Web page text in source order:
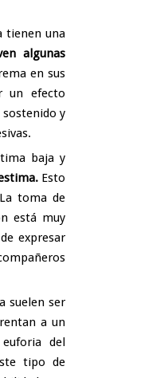
tienen una
algunas
en sus
un efecto
sostenido y
baja y
Esto
toma de
está muy
expresar
suelen ser
a un
del
tipo de